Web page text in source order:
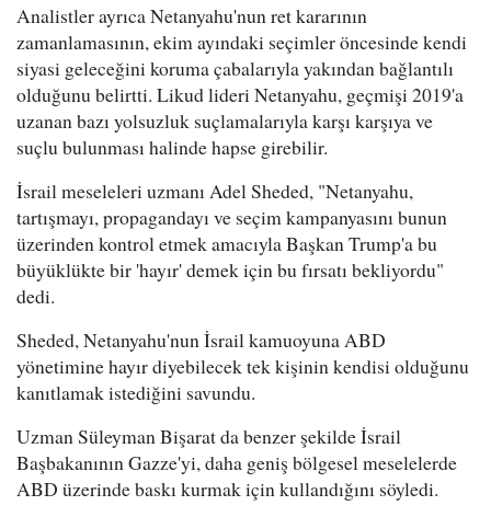
Analistler ayrıca Netanyahu'nun ret kararının
zamanlamasının, ekim ayındaki seçimler öncesinde kendi
siyasi geleceğini koruma çabalarıyla yakından bağlantılı
olduğunu belirtti. Likud lideri Netanyahu, geçmişi 2019'a
uzanan bazı yolsuzluk suçlamalarıyla karşı karşıya ve
suçlu bulunması halinde hapse girebilir.
İsrail meseleleri uzmanı Adel Sheded, "Netanyahu,
tartışmayı, propagandayı ve seçim kampanyasını bunun
üzerinden kontrol etmek amacıyla Başkan Trump'a bu
büyüklükte bir 'hayır' demek için bu fırsatı bekliyordu"
dedi.
Sheded, Netanyahu'nun İsrail kamuoyuna ABD
yönetimine hayır diyebilecek tek kişinin kendisi olduğunu
kanıtlamak istediğini savundu.
Uzman Süleyman Bişarat da benzer şekilde İsrail
Başbakanının Gazze'yi, daha geniş bölgesel meselelerde
ABD üzerinde baskı kurmak için kullandığını söyledi.